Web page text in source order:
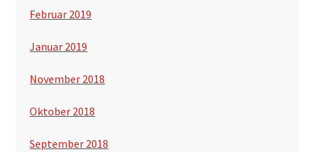
Februar 2019
Januar 2019
November 2018
Oktober 2018
September 2018